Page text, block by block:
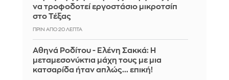
να τροφοδοτεί εργοστάσιο μικροτσίπ
στο Τέξας
ΠΡΙΝ ΑΠΌ 20 ΛΕΠΤΆ
Αθηνά Ροδίτου - Ελένη Σακκά: Η
μεταμεσονύκτια μάχη τους με μια
κατσαρίδα ήταν απλώς... επική!